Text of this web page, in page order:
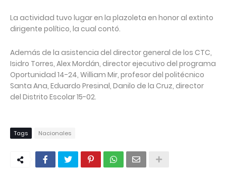
La actividad tuvo lugar en la plazoleta en honor al extinto
dirigente político, la cual contó.
Además de la asistencia del director general de los CTC,
Isidro Torres, Alex Mordán, director ejecutivo del programa
Oportunidad 14-24, William Mir, profesor del politécnico
Santa Ana, Eduardo Presinal, Danilo de la Cruz, director
del Distrito Escolar 15-02.
Tags Nacionales